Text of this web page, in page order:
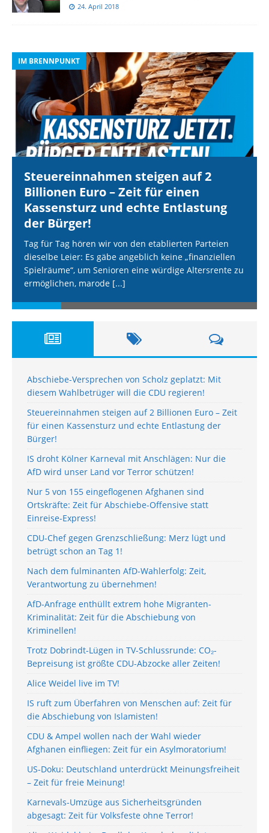
24. April 2018
IM BRENNPUNKT
Steuereinnahmen steigen auf 2
Billionen Euro – Zeit für einen
Kassensturz und echte Entlastung
der Bürger!
Tag für Tag hören wir von den etablierten Parteien
dieselbe Leier: Es gäbe angeblich keine „finanziellen
Spielräume“, um Senioren eine würdige Altersrente zu
ermöglichen, marode [...]
Abschiebe-Versprechen von Scholz geplatzt: Mit
diesem Wahlbetrüger will die CDU regieren!
Steuereinnahmen steigen auf 2 Billionen Euro – Zeit
für einen Kassensturz und echte Entlastung der
Bürger!
IS droht Kölner Karneval mit Anschlägen: Nur die
AfD wird unser Land vor Terror schützen!
Nur 5 von 155 eingeflogenen Afghanen sind
Ortskräfte: Zeit für Abschiebe-Offensive statt
Einreise-Express!
CDU-Chef gegen Grenzschließung: Merz lügt und
betrügt schon an Tag 1!
Nach dem fulminanten AfD-Wahlerfolg: Zeit,
Verantwortung zu übernehmen!
AfD-Anfrage enthüllt extrem hohe Migranten-
Kriminalität: Zeit für die Abschiebung von
Kriminellen!
Trotz Dobrindt-Lügen in TV-Schlussrunde: CO₂-
Bepreisung ist größte CDU-Abzocke aller Zeiten!
Alice Weidel live im TV!
IS ruft zum Überfahren von Menschen auf: Zeit für
die Abschiebung von Islamisten!
CDU & Ampel wollen nach der Wahl wieder
Afghanen einfliegen: Zeit für ein Asylmoratorium!
US-Doku: Deutschland unterdrückt Meinungsfreiheit
– Zeit für freie Meinung!
Karnevals-Umzüge aus Sicherheitsgründen
abgesagt: Zeit für Volksfeste ohne Terror!